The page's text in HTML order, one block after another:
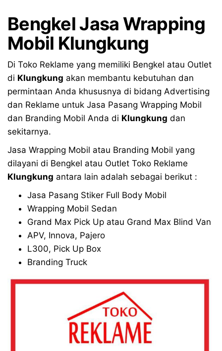
Bengkel Jasa Wrapping
Mobil Klungkung
Di Toko Reklame yang memiliki Bengkel atau Outlet
di Klungkung akan membantu kebutuhan dan
permintaan Anda khususnya di bidang Advertising
dan Reklame untuk Jasa Pasang Wrapping Mobil
dan Branding Mobil Anda di Klungkung dan
sekitarnya.
Jasa Wrapping Mobil atau Branding Mobil yang
dilayani di Bengkel atau Outlet Toko Reklame
Klungkung antara lain adalah sebagai berikut :
Jasa Pasang Stiker Full Body Mobil
Wrapping Mobil Sedan
Grand Max Pick Up atau Grand Max Blind Van
APV, Innova, Pajero
L300, Pick Up Box
Branding Truck